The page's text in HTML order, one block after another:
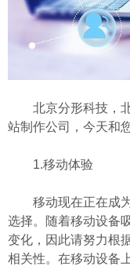
北京分形科技，北
站制作公司，今天和
1.移动体验
移动现在正在成为
选择。随着移动设备
变化，因此请努力根
相关性。在移动设备